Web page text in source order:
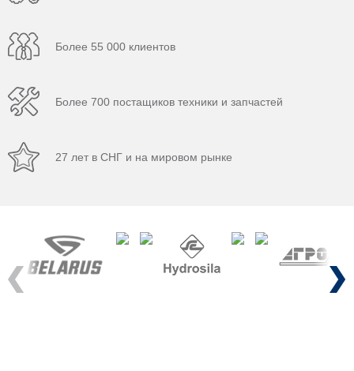
Более 55 000 клиентов
Более 700 постащиков техники и запчастей
27 лет в СНГ и на мировом рынке
Previous Next